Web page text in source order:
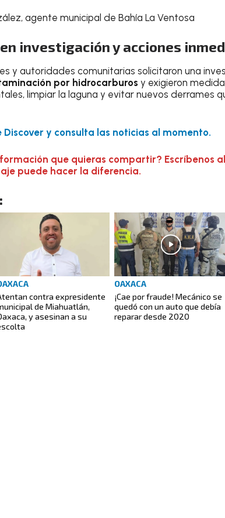
agente municipal de Bahía La Ventosa
investigación y acciones
y autoridades comunitarias solicitaron una
por hidrocarburos y exigieron
limpiar la laguna y evitar nuevos derrames
Discover y consulta las noticias al momento.
que quieras compartir? Escríbenos
puede hacer la diferencia.
contra expresidente
de Miahuatlán,
y asesinan a su
OAXACA
¡Cae por fraude! Mecánico se
quedó con un auto que debía
reparar desde 2020